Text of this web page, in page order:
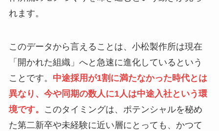
れます。
このデータから言えることは、小松製作所は現在
「開かれた組織」へと急速に進化しているという
ことです。 中途採用が1割に満たなかった時代とは
異なり、今や同期の数人に1人は中途入社という環
境です。
このタイミングは、ポテンシャルを秘め
た第二新卒や未経験に近い層にとっても、かつて